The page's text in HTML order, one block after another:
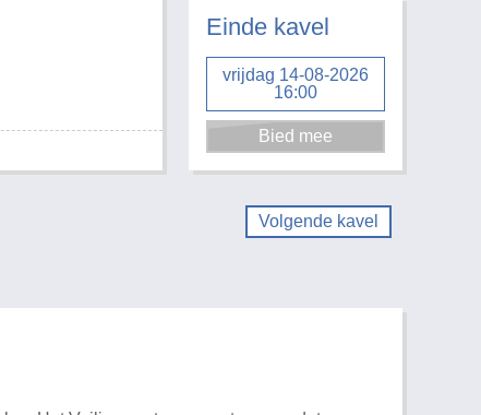
Einde kavel
vrijdag 14-08-2026
16:00
Volgende kavel